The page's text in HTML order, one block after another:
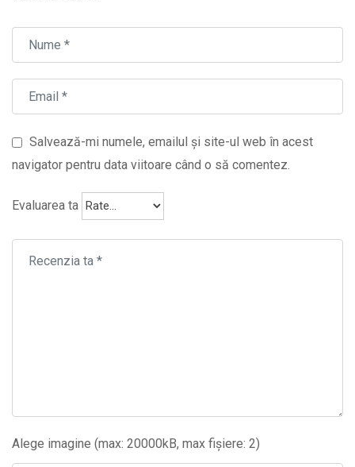
Salvează-mi numele, emailul și site-ul web în acest
navigator pentru data viitoare când o să comentez.
Evaluarea ta
Alege imagine (max: 20000kB, max fișiere: 2)